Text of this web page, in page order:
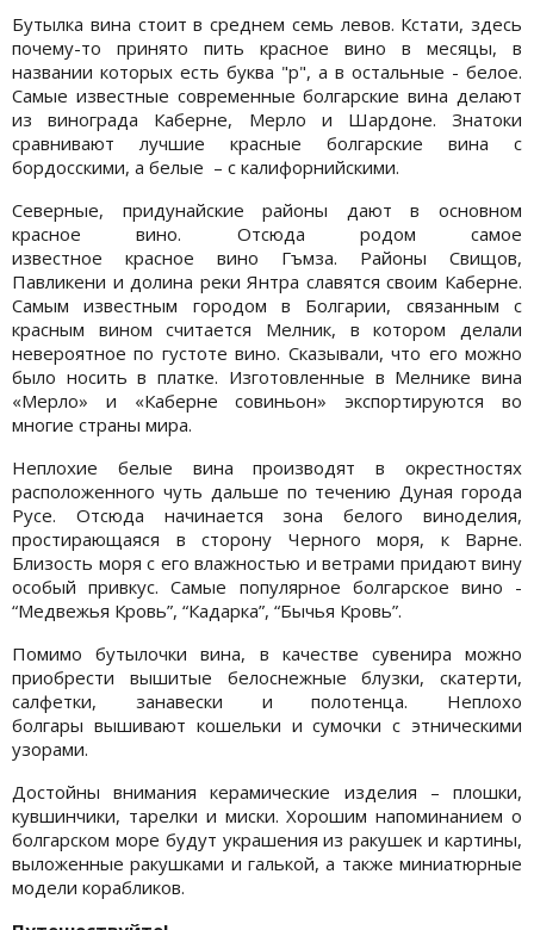
Бутылка вина стоит в среднем семь левов. Кстати, здесь
почему-то принято пить красное вино в месяцы, в
названии которых есть буква "р", а в остальные - белое.
Самые известные современные болгарские вина делают
из винограда Каберне, Мерло и Шардоне. Знатоки
сравнивают лучшие красные болгарские вина с
бордосскими, а белые – с калифорнийскими.
Северные, придунайские районы дают в основном
красное вино. Отсюда родом самое
известное красное вино Гъмза. Районы Свищов,
Павликени и долина реки Янтра славятся своим Каберне.
Самым известным городом в Болгарии, связанным с
красным вином считается Мелник, в котором делали
невероятное по густоте вино. Сказывали, что его можно
было носить в платке. Изготовленные в Мелнике вина
«Мерло» и «Каберне совиньон» экспортируются во
многие страны мира.
Неплохие белые вина производят в окрестностях
расположенного чуть дальше по течению Дуная города
Русе. Отсюда начинается зона белого виноделия,
простирающаяся в сторону Черного моря, к Варне.
Близость моря с его влажностью и ветрами придают вину
особый привкус. Самые популярное болгарское вино -
“Медвежья Кровь”, “Кадарка”, “Бычья Кровь”.
Помимо бутылочки вина, в качестве сувенира можно
приобрести вышитые белоснежные блузки, скатерти,
салфетки, занавески и полотенца. Неплохо
болгары вышивают кошельки и сумочки с этническими
узорами.
Достойны внимания керамические изделия – плошки,
кувшинчики, тарелки и миски. Хорошим напоминанием о
болгарском море будут украшения из ракушек и картины,
выложенные ракушками и галькой, а также миниатюрные
модели корабликов.